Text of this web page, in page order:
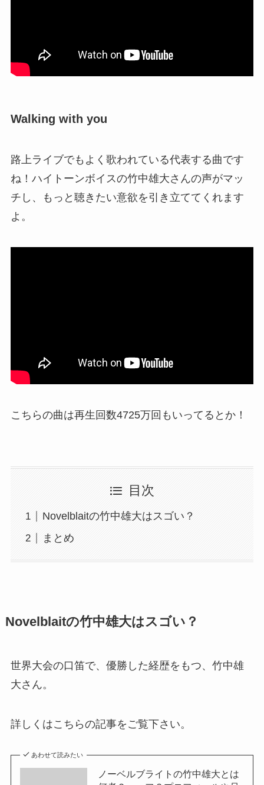
Walking with you
路上ライブでもよく歌われている代表する曲です
ね！ハイトーンボイスの竹中雄大さんの声がマッ
チし、もっと聴きたい意欲を引き立ててくれます
よ。
こちらの曲は再生回数4725万回もいってるとか！
目次
Novelblaitの竹中雄大はスゴい？
まとめ
Novelblaitの竹中雄大はスゴい？
世界大会の口笛で、優勝した経歴をもつ、竹中雄
大さん。
詳しくはこちらの記事をご覧下さい。
あわせて読みたい
ノーベルブライトの竹中雄大とは